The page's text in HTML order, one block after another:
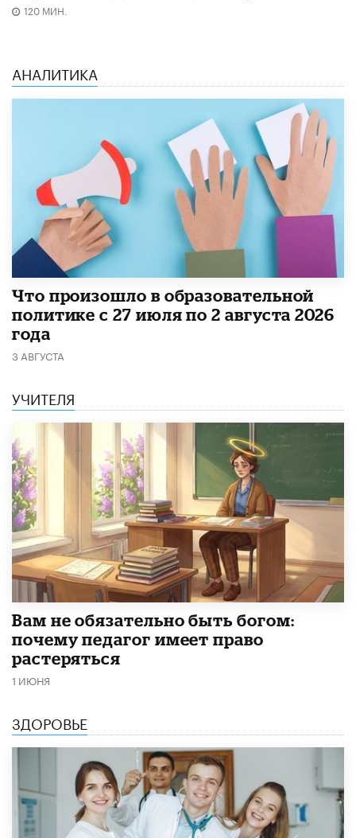
120 МИН.
АНАЛИТИКА
​Что произошло в образовательной
политике с 27 июля по 2 августа 2026
года
3 АВГУСТА
УЧИТЕЛЯ
​Вам не обязательно быть богом:
почему педагог имеет право
растеряться
1 ИЮНЯ
ЗДОРОВЬЕ